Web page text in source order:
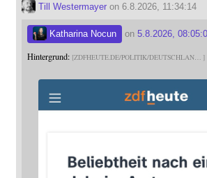
Till Westermayeron 6.8.2026, 11:34:14
Katharina Nocun on 5.8.2026,
Hintergrund: ZDFHEUTE.DE/POLITIK/DEUTSCHLAN